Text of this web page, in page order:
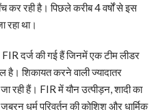
रही है। पिछले करीब 4 वर्षों से इस
रहा था।
दर्ज की गई हैं जिनमें एक टीम लीडर
है। शिकायत करने वाली ज्यादातर
रही हैं। FIR में यौन उत्पीड़न, शादी का
धर्म परिवर्तन की कोशिश और धार्मिक